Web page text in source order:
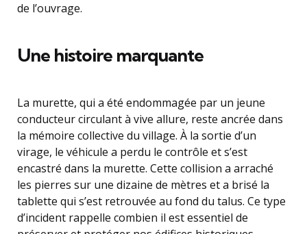
de l’ouvrage.
Une histoire marquante
La murette, qui a été endommagée par un jeune
conducteur circulant à vive allure, reste ancrée dans
la mémoire collective du village. À la sortie d’un
virage, le véhicule a perdu le contrôle et s’est
encastré dans la murette. Cette collision a arraché
les pierres sur une dizaine de mètres et a brisé la
tablette qui s’est retrouvée au fond du talus. Ce type
d’incident rappelle combien il est essentiel de